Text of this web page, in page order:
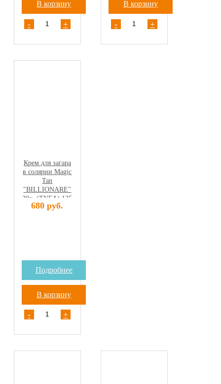
В корзину
- +
В корзину
- +
Крем для загара
в солярии Magic
Tan
"BILLIONARE"
30х, (ТУБА) 125
мл
680 руб.
Подробнее
В корзину
- +